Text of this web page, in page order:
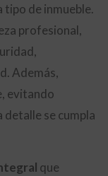
tipo de inmueble.
profesional,
Además,
evitando
detalle se cumpla
que